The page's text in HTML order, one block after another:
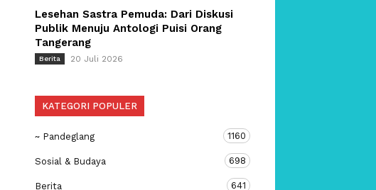
Lesehan Sastra Pemuda: Dari Diskusi
Publik Menuju Antologi Puisi Orang
Tangerang
Berita 20 Juli 2026
KATEGORI POPULER
~ Pandeglang 1160
Sosial & Budaya 698
Berita 641